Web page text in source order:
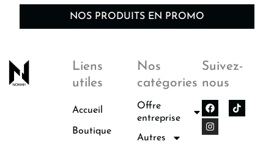
NOS PRODUITS EN PROMO
Liens
utiles
Accueil
Boutique
Nos
catégories
Offre
entreprise
Autres
Suivez-
nous
F
a
c
e
I
n
s
t